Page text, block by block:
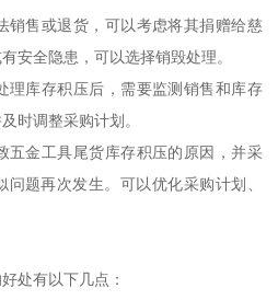
销售或退货，可以考虑将其捐赠给慈
安全隐患，可以选择销毁处理。
理库存积压后，需要监测销售和库存
时调整采购计划。
五金工具尾货库存积压的原因，并采
题再次发生。可以优化采购计划、
处有以下几点：